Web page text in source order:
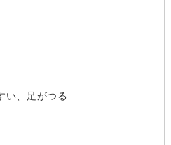
い、足がつる